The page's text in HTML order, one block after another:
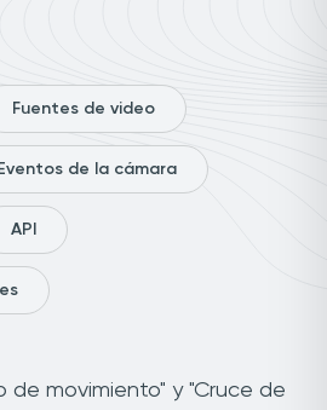
Fuentes de video
Eventos de la cámara
API
de movimiento" y "Cruce de